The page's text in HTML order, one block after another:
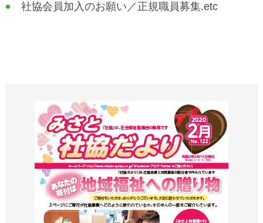
社協会員加入のお願い／正規職員募集.etc